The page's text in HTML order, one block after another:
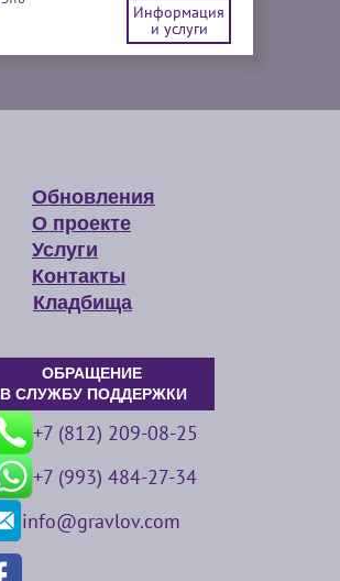
Информация
и услуги
Обновления
О проекте
Услуги
Контакты
Кладбища
ОБРАЩЕНИЕ
В СЛУЖБУ ПОДДЕРЖКИ
+7 (812) 209-08-25
+7 (993) 484-27-34
info@gravlov.com